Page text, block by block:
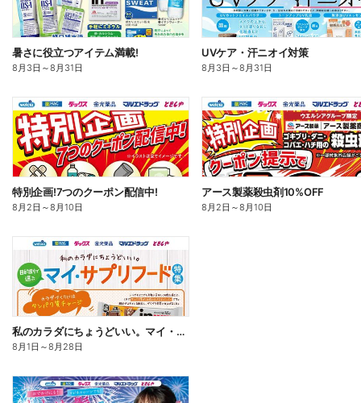
暑さに役立つアイテム満載!
8月3日 ～8月31日
UVケア・汗ニオイ対策
8月3日 ～8月31日
特別企画!7つのクーポン配信中!
8月2日 ～8月10日
アース製薬殺虫剤10%OFF
8月2日 ～8月10日
私のカラダにちょうどいい。マイ・サプリフード
8月1日 ～8月28日